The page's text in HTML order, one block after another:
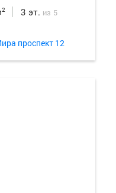
2 3 эт. из 5
проспект 12